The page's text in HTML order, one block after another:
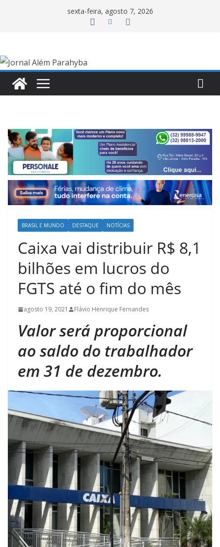
sexta-feira, agosto 7, 2026
BRASIL E MUNDO DESTAQUE NOTÍCIAS
Caixa vai distribuir R$ 8,1
bilhões em lucros do
FGTS até o fim do mês
agosto 19, 2021 Flávio Henrique Fernandes
Valor será proporcional
ao saldo do trabalhador
em 31 de dezembro.